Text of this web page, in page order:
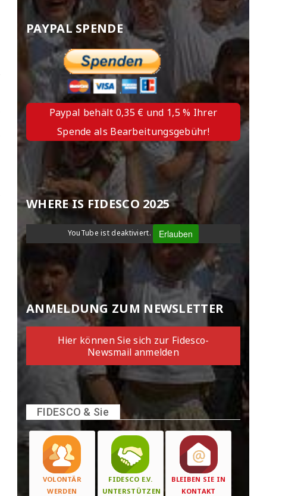
PAYPAL SPENDE
Paypal behält 0,35 € und 1,5 % Ihrer
Spende als Bearbeitungsgebühr!
WHERE IS FIDESCO 2025
YouTube ist deaktiviert. Erlauben
ANMELDUNG ZUM NEWSLETTER
Hier können Sie sich zur Fidesco-
Newsmail anmelden
FIDESCO & Sie
VOLONTÄR
WERDEN
FIDESCO E.V.
UNTERSTÜTZEN
BLEIBEN SIE IN
KONTAKT